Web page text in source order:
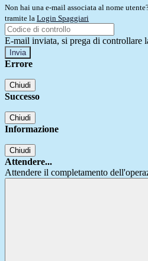
Non hai una e-mail associata al nome
tramite la Login Spaggiari
E-mail inviata, si prega di controllare
Errore
Chiudi
Successo
Chiudi
Informazione
Chiudi
Attendere...
Attendere il completamento